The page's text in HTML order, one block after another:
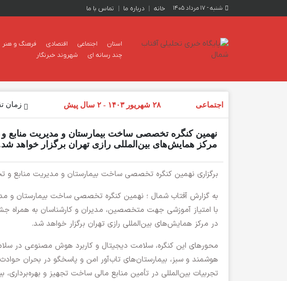
شنبه - ۱۷ مرداد ۱۴۰۵ خانه درباره ما تماس با ما
استان اجتماعی اقتصادی فرهنگ و هنر
چند رسانه ای
شهروند خبرنگار
اجتماعی ۲۸ شهریور ۱۴۰۳ - ۲ سال پیش زمان
نهمین کنگره تخصصی ساخت بیمارستان و مدیریت منابع و
مرکز همایش‌های بین‌المللی رازی تهران برگزار خواهد
برگزاری نهمین کنگره تخصصی ساخت بیمارستان و مدیریت منابع و
با امتیاز آموزشی جهت متخصصین، مدیران و کارشناسان به همراه
در مرکز همایش‌های بین‌المللی رازی تهران برگزار خواهد شد.
محورهای این کنگره، سلامت دیجیتال و کاربرد هوش مصنوعی در
هوشمند و سبز، بیمارستان‌های تاب‌آور امن و پاسخگو در بحران
تجربیات بین‌المللی در تأمین منابع مالی ساخت تجهیز و